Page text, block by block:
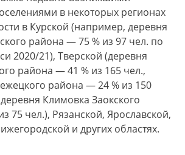
занятия киргизов - кочевое и
экстенсивного типа.
отдавалось
в меньшем количестве —
Затем на первое место
все большее значение
разведение крупного
в т.ч. яков. В настоящий момент
в некоторых регионах
в Курской (например, деревня
района — 75 % из 97 чел. по
2020/21), Тверской (деревня
района — 41 % из 165 чел.,
района — 24 % из 150
Климовка Заокского
75 чел.), Рязанской, Ярославской,
и других областях.